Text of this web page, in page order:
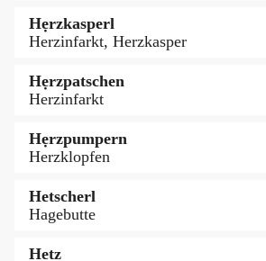
Hẹrzkasperl
Herzinfarkt, Herzkasper
Hẹrzpatschen
Herzinfarkt
Hẹrzpumpern
Herzklopfen
Hetscherl
Hagebutte
Hetz